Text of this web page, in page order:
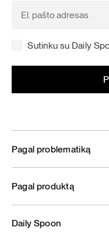
Sutinku su Daily
Pagal problematiką
Pagal produktą
Daily Spoon